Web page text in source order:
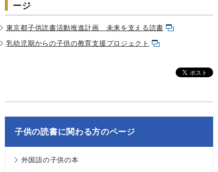
ージ
東京都子供読書活動推進計画 未来を支える読書
乳幼児期からの子供の教育支援プロジェクト
子供の読書に関わる方のページ
外国語の子供の本